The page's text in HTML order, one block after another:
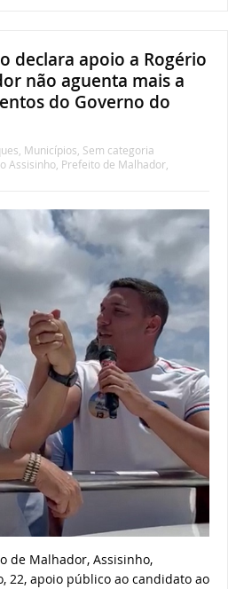
declara apoio a Rogério
não aguenta mais a
do Governo do
Municípios Sem categoria
Assisinho, Prefeito de Malhador,
de Malhador, Assisinho,
22, apoio público ao candidato ao